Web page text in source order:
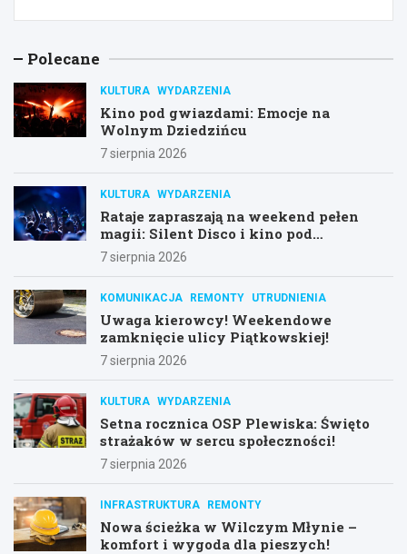
Polecane
KULTURA WYDARZENIA
Kino pod gwiazdami: Emocje na
Wolnym Dziedzińcu
7 sierpnia 2026
KULTURA WYDARZENIA
Rataje zapraszają na weekend pełen
magii: Silent Disco i kino pod
gwiazdami!
7 sierpnia 2026
KOMUNIKACJA REMONTY UTRUDNIENIA
Uwaga kierowcy! Weekendowe
zamknięcie ulicy Piątkowskiej!
7 sierpnia 2026
KULTURA WYDARZENIA
Setna rocznica OSP Plewiska: Święto
strażaków w sercu społeczności!
7 sierpnia 2026
INFRASTRUKTURA REMONTY
Nowa ścieżka w Wilczym Młynie –
komfort i wygoda dla pieszych!